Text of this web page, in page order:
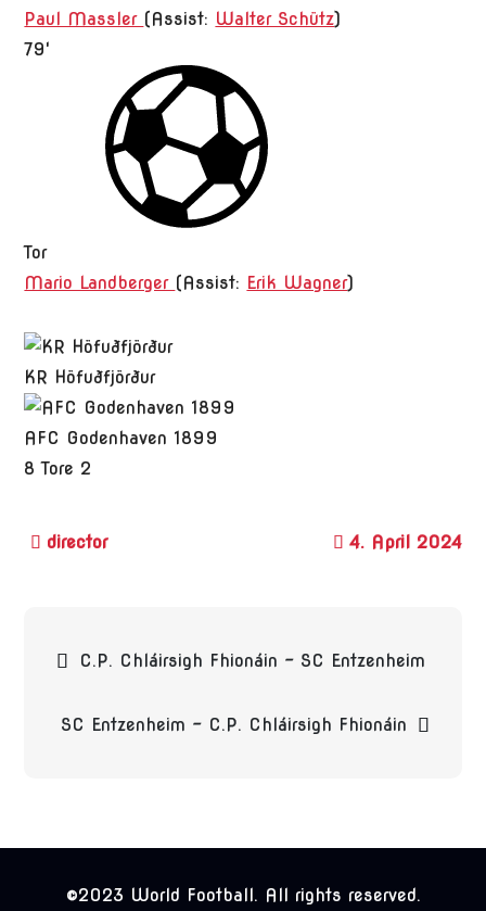
Paul Massler (Assist: Walter Schütz)
79'
Tor
Mario Landberger (Assist: Erik Wagner)
KR Höfuðfjörður
AFC Godenhaven 1899
8 Tore 2
4. April 2024
Beitragsnavigation
C.P. Chláirsigh Fhionáin – SC Entzenheim
SC Entzenheim – C.P. Chláirsigh Fhionáin
©2023 World Football. All rights reserved.